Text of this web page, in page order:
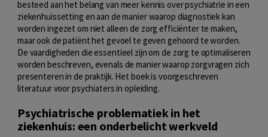
besteed aan het belang van meer kennis over psychiatrie in een
ziekenhuissetting en aan de manier waarop diagnostiek kan
worden ingezet om niet alleen de zorg efficiënter te maken,
maar ook de patiënt het gevoel te geven gehoord te worden.
De vaardigheden die essentieel zijn om de zorg te optimaliseren
worden beschreven, evenals de manier waarop zorgvragen zich
presenteren in de praktijk. Het boek is voorgeschreven
literatuur voor psychiaters in opleiding.
Psychiatrische problematiek in het
ziekenhuis: een onderbelicht werkveld